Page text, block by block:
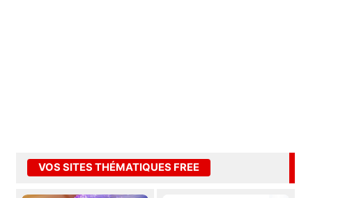
VOS SITES THÉMATIQUES FREE